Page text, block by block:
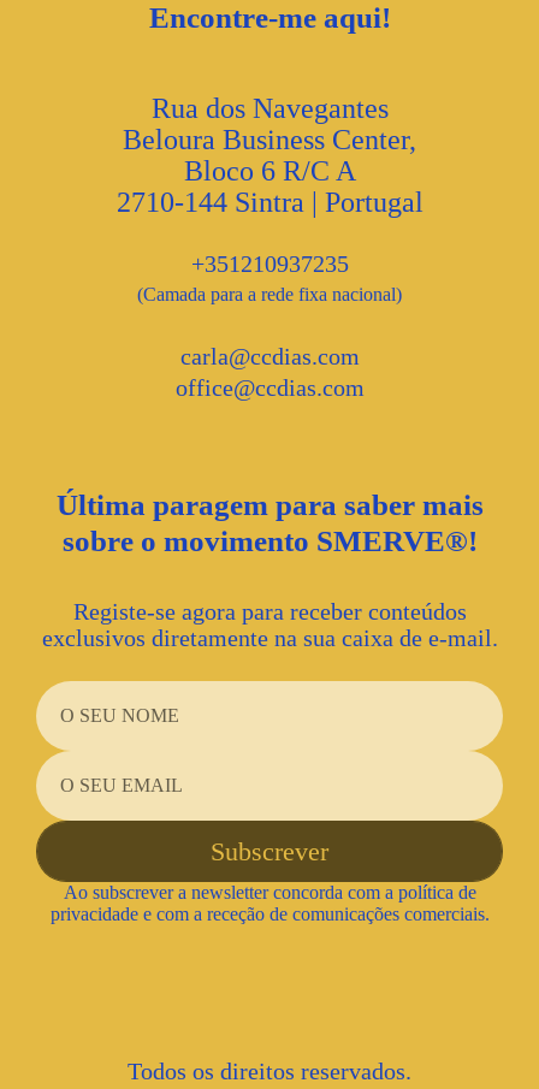
Encontre-me aqui!
Rua dos Navegantes
Beloura Business Center,
Bloco 6 R/C A
2710-144 Sintra | Portugal
+351210937235
(Camada para a rede fixa nacional)
carla@ccdias.com
office@ccdias.com
Última paragem para saber mais
sobre o movimento SMERVE®!
Registe-se agora para receber conteúdos
exclusivos diretamente na sua caixa de e-mail.
Ao subscrever a newsletter concorda com a política de
privacidade e com a receção de comunicações comerciais.
Todos os direitos reservados.